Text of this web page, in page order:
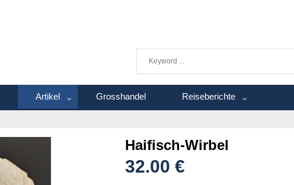
Artikel Grosshandel Reiseberichte
Haifisch-Wirbel
32.00 €